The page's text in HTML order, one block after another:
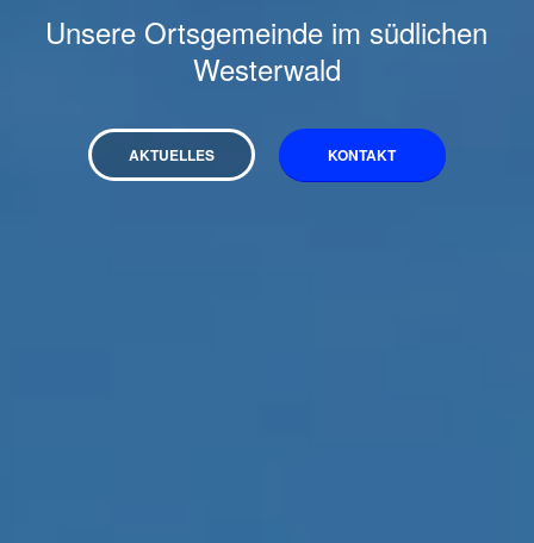
Unsere Ortsgemeinde im südlichen
Westerwald
AKTUELLES KONTAKT